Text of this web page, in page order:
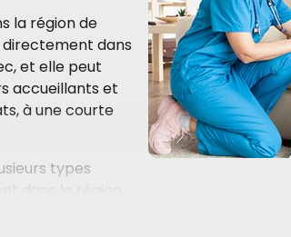
la région de
dans
et elle peut
accueillants et
à une courte
types
dans la région
niveaux de